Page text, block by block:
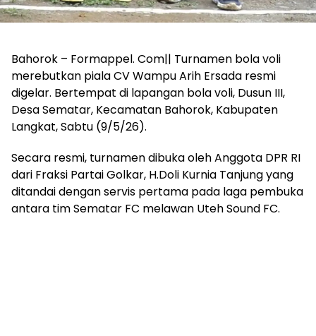
Bahorok – Formappel. Com|| Turnamen bola voli
merebutkan piala CV Wampu Arih Ersada resmi
digelar. Bertempat di lapangan bola voli, Dusun III,
Desa Sematar, Kecamatan Bahorok, Kabupaten
Langkat, Sabtu (9/5/26).
Secara resmi, turnamen dibuka oleh Anggota DPR RI
dari Fraksi Partai Golkar, H.Doli Kurnia Tanjung yang
ditandai dengan servis pertama pada laga pembuka
antara tim Sematar FC melawan Uteh Sound FC.